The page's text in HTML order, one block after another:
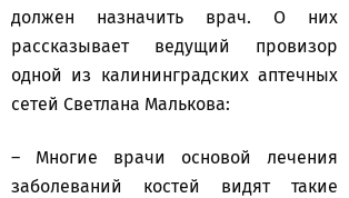
должен назначить врач. О них
рассказывает ведущий провизор
одной из калининградских аптечных
сетей Светлана Малькова:
– Многие врачи основой лечения
заболеваний костей видят такие